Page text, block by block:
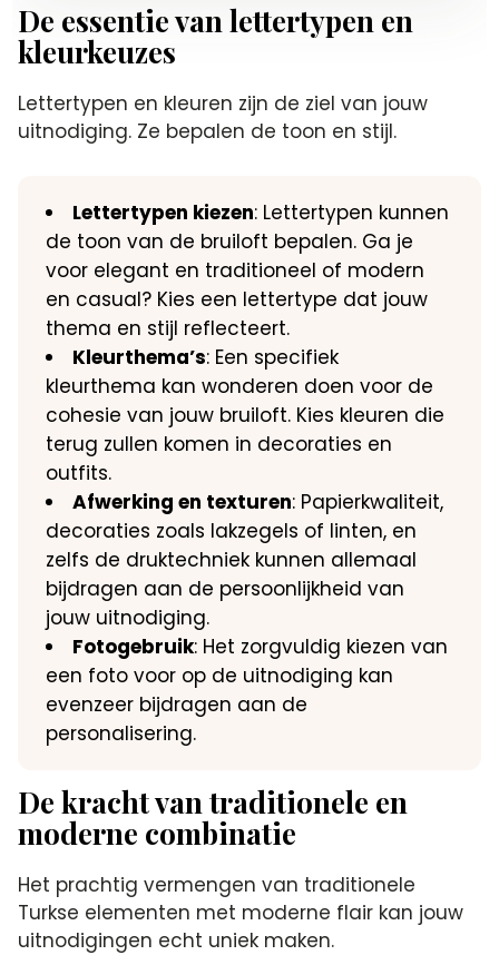
De essentie van lettertypen en
kleurkeuzes
Lettertypen en kleuren zijn de ziel van jouw
uitnodiging. Ze bepalen de toon en stijl.
Lettertypen kiezen: Lettertypen kunnen
de toon van de bruiloft bepalen. Ga je
voor elegant en traditioneel of modern
en casual? Kies een lettertype dat jouw
thema en stijl reflecteert.
Kleurthema’s: Een specifiek
kleurthema kan wonderen doen voor de
cohesie van jouw bruiloft. Kies kleuren die
terug zullen komen in decoraties en
outfits.
Afwerking en texturen: Papierkwaliteit,
decoraties zoals lakzegels of linten, en
zelfs de druktechniek kunnen allemaal
bijdragen aan de persoonlijkheid van
jouw uitnodiging.
Fotogebruik: Het zorgvuldig kiezen van
een foto voor op de uitnodiging kan
evenzeer bijdragen aan de
personalisering.
De kracht van traditionele en
moderne combinatie
Het prachtig vermengen van traditionele
Turkse elementen met moderne flair kan jouw
uitnodigingen echt uniek maken.